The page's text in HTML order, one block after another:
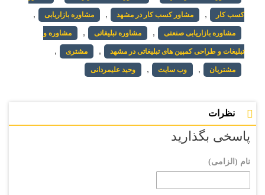
کسب کار , مشاور کسب کار در مشهد , مشاوره بازاریابی ,
مشاوره بازاریابی صنعتی , مشاوره تبلیغاتی , مشاوره و
تبلیغات و طراحی کمپین های تبلیغاتی در مشهد , مشتری ,
مشتریان , وب سایت , وحید علیمردانی
نظرات
پاسخی بگذارید
نام (الزامی)